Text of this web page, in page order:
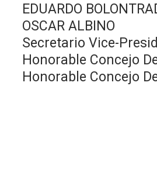
EDUARDO
OSCAR ALBINO
Secretario Vice-
Honorable Concejo
Honorable Concejo